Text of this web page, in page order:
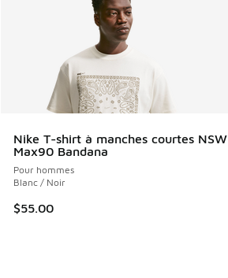
Nike T-shirt à manches courtes NSW
Max90 Bandana
Pour hommes
Blanc / Noir
$55.00